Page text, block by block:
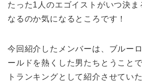
たった1人のエゴイストがいつ決ま
なるのか気になるところです！
今回紹介したメンバーは、ブルー
ールドを熱くした男たちとうこと
トランキングとして紹介させてい